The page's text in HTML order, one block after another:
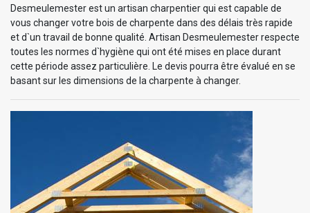
Desmeulemester est un artisan charpentier qui est capable de
vous changer votre bois de charpente dans des délais très rapide
et d`un travail de bonne qualité. Artisan Desmeulemester respecte
toutes les normes d`hygiène qui ont été mises en place durant
cette période assez particulière. Le devis pourra être évalué en se
basant sur les dimensions de la charpente à changer.